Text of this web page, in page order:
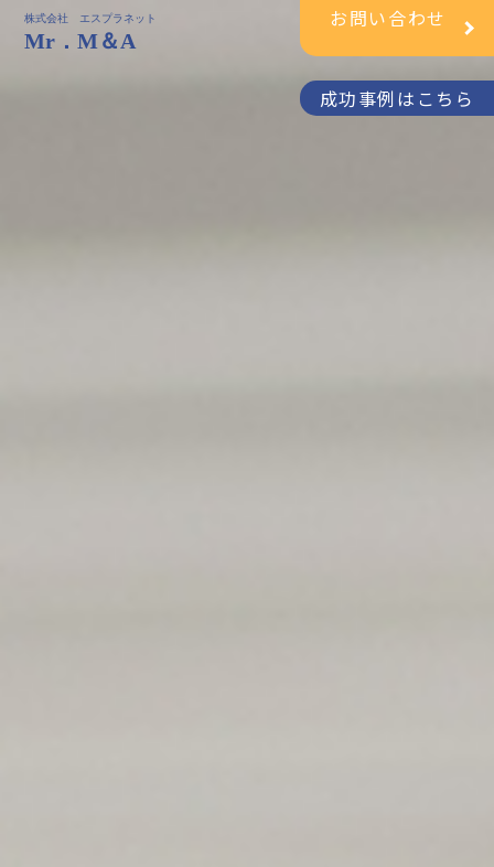
株式会社 エスプラネット
Mr．M＆A
お問い合わせ
成功事例はこちら